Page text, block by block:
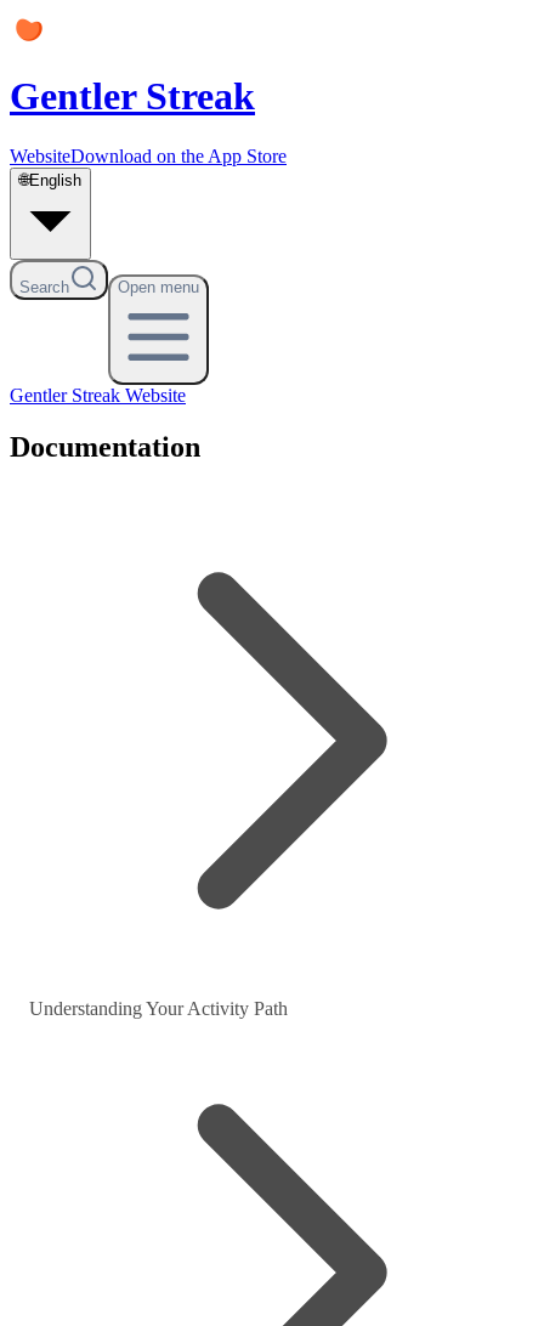
Gentler Streak
WebsiteDownload on the App Store
🌐English
Search Open menu
Gentler Streak Website
Documentation
Understanding Your Activity Path